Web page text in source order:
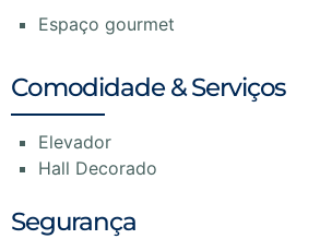
Espaço gourmet
Comodidade & Serviços
Elevador
Hall Decorado
Segurança